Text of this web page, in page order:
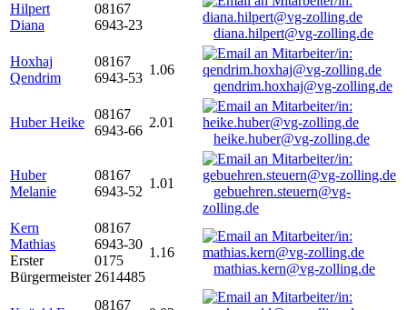
Hilpert
Diana
08167
6943-23
diana.hilpert@vg-zolling.de
Hoxhaj
Qendrim
08167
6943-53
1.06
qendrim.hoxhaj@vg-zolling.de
Huber Heike
08167
6943-66
2.01
heike.huber@vg-zolling.de
Huber
Melanie
08167
6943-52
1.01
gebuehren.steuern@vg-
zolling.de
Kern
Mathias
Erster
Bürgermeister
08167
6943-30
0175
2614485
1.16
mathias.kern@vg-zolling.de
08167